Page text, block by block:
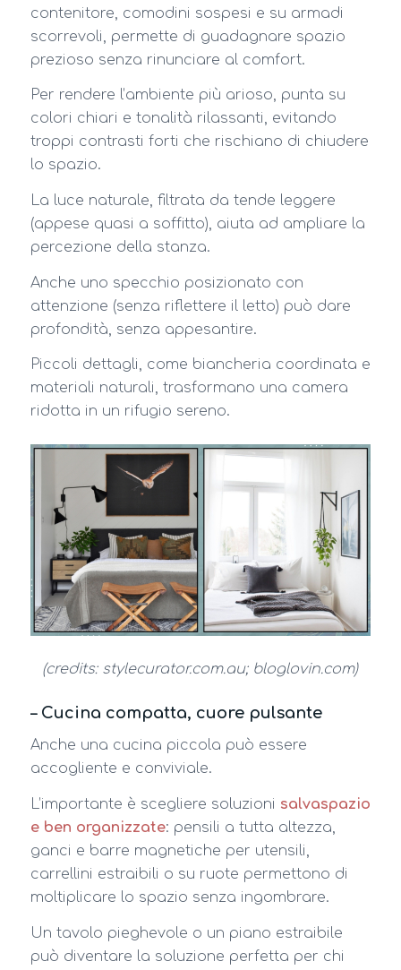
contenitore, comodini sospesi e su armadi
scorrevoli, permette di guadagnare spazio
prezioso senza rinunciare al comfort.
Per rendere l’ambiente più arioso, punta su
colori chiari e tonalità rilassanti, evitando
troppi contrasti forti che rischiano di chiudere
lo spazio.
La luce naturale, filtrata da tende leggere
(appese quasi a soffitto), aiuta ad ampliare la
percezione della stanza.
Anche uno specchio posizionato con
attenzione (senza riflettere il letto) può dare
profondità, senza appesantire.
Piccoli dettagli, come biancheria coordinata e
materiali naturali, trasformano una camera
ridotta in un rifugio sereno.
(credits: stylecurator.com.au; bloglovin.com)
– Cucina compatta, cuore pulsante
Anche una cucina piccola può essere
accogliente e conviviale.
L’importante è scegliere soluzioni salvaspazio
e ben organizzate: pensili a tutta altezza,
ganci e barre magnetiche per utensili,
carrellini estraibili o su ruote permettono di
moltiplicare lo spazio senza ingombrare.
Un tavolo pieghevole o un piano estraibile
può diventare la soluzione perfetta per chi